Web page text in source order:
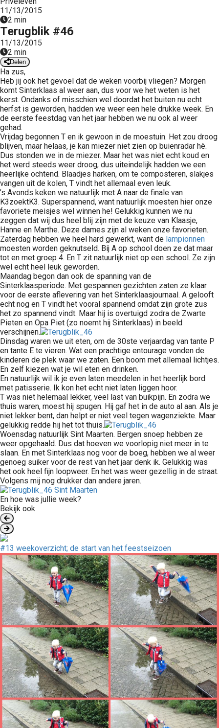
11/13/2015
2 min
Terugblik #46
11/13/2015
2 min
Delen
Ha zus,
Heb jij ook het gevoel dat de weken voorbij vliegen? Morgen
komt Sinterklaas al weer aan, dus voor we het weten is het
kerst. Ondanks of misschien wel doordat het buiten nu echt
herfst is geworden, hadden we weer een hele drukke week. En
de eerste feestdag van het jaar hebben we nu ook al weer
gehad.
Vrijdag begonnen T en ik gewoon in de moestuin. Het zou droog
blijven, maar helaas, je kan miezer niet zien op buienradar hè.
Dus stonden we in de miezer. Maar het was niet echt koud en
het werd steeds weer droog, dus uiteindelijk hadden we een
heerlijke ochtend. Blaadjes harken, om te composteren, slakjes
vangen uit de kolen, T vindt het allemaal even leuk.
’s Avonds keken we natuurlijk met A naar de finale van
K3zoektK3. Superspannend, want natuurlijk moesten hier onze
favoriete meisjes wel winnen he! Gelukkig kunnen we nu
zeggen dat wij dus heel blij zijn met de keuze van Klaasje,
Hanne en Marthe. Deze dames zijn al weken onze favorieten.
Zaterdag hebben we heel hard gewerkt, want de lampionnen
moesten worden geknutseld. Bij A op school doen ze dat maar
tot en met groep 4. En T zit natuurlijk niet op een school. Ze zijn
wel echt heel leuk geworden.
Maandag begon dan ook de spanning van de
Sinterklaasperiode. Met gespannen gezichten zaten ze klaar
voor de eerste aflevering van het Sinterklaasjournaal. A gelooft
echt nog en T vindt het vooral spannend omdat zijn grote zus
het zo spannend vindt. Maar hij is overtuigd zodra de Zwarte
Pieten en Opa Piet (zo noemt hij Sinterklaas) in beeld
verschijnen.
Dinsdag waren we uit eten, om de 30ste verjaardag van tante P
en tante E te vieren. Wat een prachtige entourage vonden de
kinderen de plek waar we zaten. Een boom met allemaal lichtjes.
En zelf kiezen wat je wil eten en drinken.
En natuurlijk wil ik je even laten meedelen in het heerlijk bord
met patisserie. Ik kon het echt niet laten liggen hoor.
T was niet helemaal lekker, veel last van buikpijn. En zodra we
thuis waren, moest hij spugen. Hij gaf het in de auto al aan. Als je
niet lekker bent, dan helpt er niet veel tegen wagenziekte. Maar
gelukkig redde hij het tot thuis.
Woensdag natuurlijk Sint Maarten. Bergen snoep hebben ze
weer opgehaald. Dus dat hoeven we voorlopig niet meer in te
slaan. En met Sinterklaas nog voor de boeg, hebben we al weer
genoeg suiker voor de rest van het jaar denk ik. Gelukkig was
het ook heel fijn loopweer. En het was weer gezellig in de straat.
Volgens mij nog drukker dan andere jaren.
En hoe was jullie week?
Bekijk ook
#13 weekoverzicht; de start van het feestseizoen
de
Hierdoor
website-
van